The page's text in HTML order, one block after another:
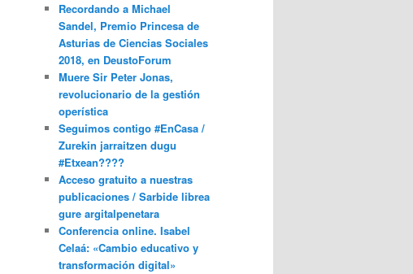
Recordando a Michael
Sandel, Premio Princesa de
Asturias de Ciencias Sociales
2018, en DeustoForum
Muere Sir Peter Jonas,
revolucionario de la gestión
operística
Seguimos contigo #EnCasa /
Zurekin jarraitzen dugu
#Etxean????
Acceso gratuito a nuestras
publicaciones / Sarbide librea
gure argitalpenetara
Conferencia online. Isabel
Celaá: «Cambio educativo y
transformación digital»